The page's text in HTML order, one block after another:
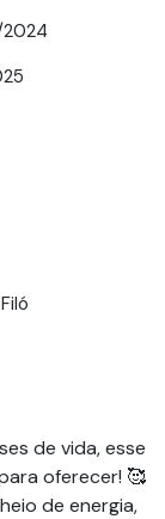
de vida, esse
oferecer! 🥰
de energia,